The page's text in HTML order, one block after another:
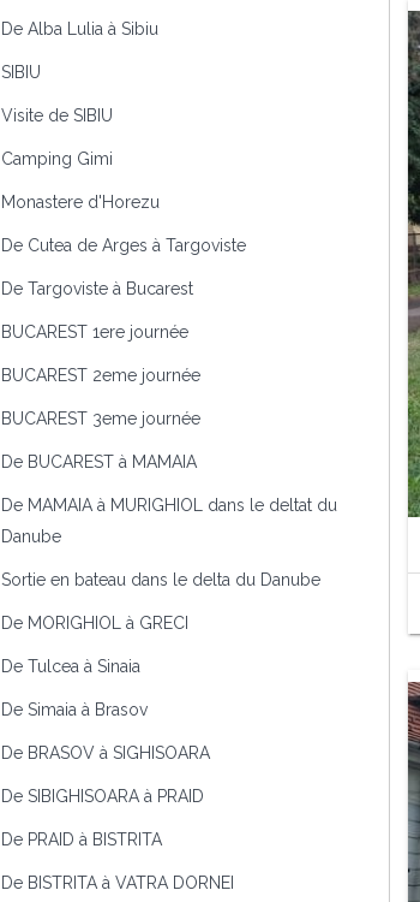
De Alba Lulia à Sibiu
SIBIU
Visite de SIBIU
Camping Gimi
Monastere d'Horezu
De Cutea de Arges à Targoviste
De Targoviste à Bucarest
BUCAREST 1ere journée
BUCAREST 2eme journée
BUCAREST 3eme journée
De BUCAREST à MAMAIA
De MAMAIA à MURIGHIOL dans le deltat du
Danube
Sortie en bateau dans le delta du Danube
De MORIGHIOL à GRECI
De Tulcea à Sinaia
De Simaia à Brasov
De BRASOV à SIGHISOARA
De SIBIGHISOARA à PRAID
De PRAID à BISTRITA
De BISTRITA à VATRA DORNEI